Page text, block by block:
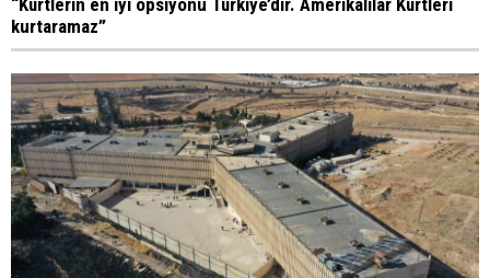
kurtaramaz”